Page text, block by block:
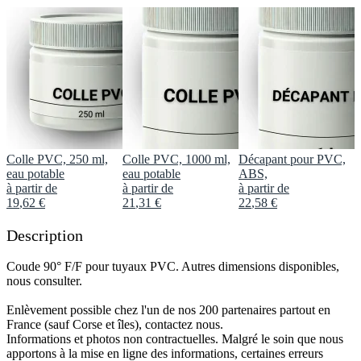
Colle PVC, 250 ml,
eau potable
à partir de
19,62 €
Colle PVC, 1000 ml,
eau potable
à partir de
21 ,31 €
Décapant pour PVC,
ABS,
à partir de
22,58 €
Description
Coude 90° F/F pour tuyaux PVC. Autres dimensions disponibles,
nous consulter.
Enlèvement possible chez l'un de nos 200 partenaires partout en
France (sauf Corse et îles), contactez nous.
Informations et photos non contractuelles. Malgré le soin que nous
apportons à la mise en ligne des informations, certaines erreurs